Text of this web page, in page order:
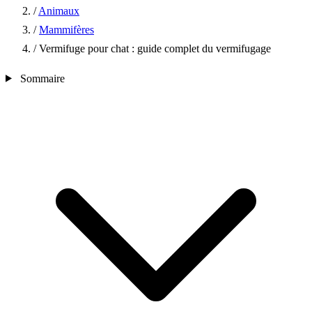
/ Animaux
/ Mammifères
/ Vermifuge pour chat : guide complet du vermifugage
Sommaire